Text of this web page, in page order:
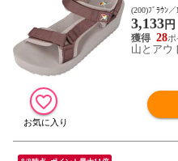
ューズ
ャー 通
ットウェ
(200)ﾌﾞﾗｳﾝ
3,133円
28
山とアウ